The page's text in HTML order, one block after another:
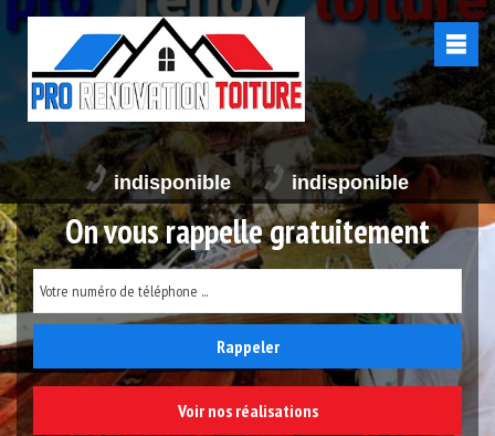
indisponible indisponible
On vous rappelle gratuitement
Voir nos réalisations